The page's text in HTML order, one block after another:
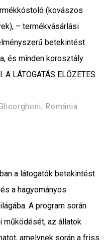
(kovászos
– termékvásárlási
betekintést
és minden korosztály
LÁTOGATÁS ELŐZETES
Románia
a látogatók betekintést
a hagyományos
A program során
működését, az állatok
amelynek során a friss